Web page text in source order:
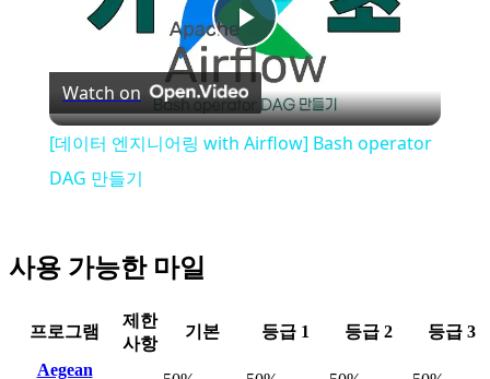
Play
Video
Watch on
[데이터 엔지니어링 with Airflow] Bash operator
DAG 만들기
사용 가능한 마일
프로그램
제한
사항
기본 등급 1 등급 2 등급 3
Aegean